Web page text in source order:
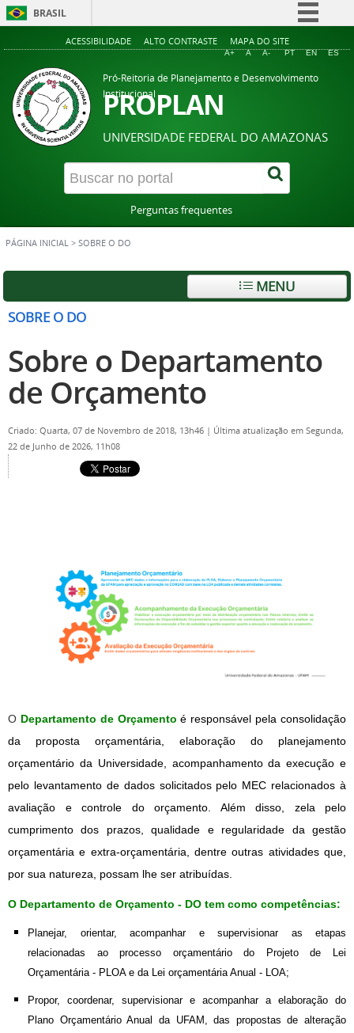
BRASIL
Simplifique!
Acesso à informação
Legislação
Canais
ACESSIBILIDADE ALTO CONTRASTE MAPA DO SITE
A+ A A- PT EN ES
Pró-Reitoria de Planejamento e Desenvolvimento
Institucional
PROPLAN
UNIVERSIDADE FEDERAL DO AMAZONAS
Perguntas frequentes
PÁGINA INICIAL > SOBRE O DO
MENU
SOBRE O DO
Sobre o Departamento
de Orçamento
Criado: Quarta, 07 de Novembro de 2018, 13h46 | Última atualização em Segunda,
22 de Junho de 2026, 11h08
O Departamento de Orçamento é responsável pela consolidação
da proposta orçamentária, elaboração do planejamento
orçamentário da Universidade, acompanhamento da execução e
pelo levantamento de dados solicitados pelo MEC relacionados à
avaliação e controle do orçamento. Além disso, zela pelo
cumprimento dos prazos, qualidade e regularidade da gestão
orçamentária e extra-orçamentária, dentre outras atividades que,
por sua natureza, possam lhe ser atribuídas.
O Departamento de Orçamento - DO tem como competências:
Planejar, orientar, acompanhar e supervisionar as etapas
relacionadas ao processo orçamentário do Projeto de Lei
Orçamentária - PLOA e da Lei orçamentária Anual - LOA;
Propor, coordenar, supervisionar e acompanhar a elaboração do
Plano Orçamentário Anual da UFAM, das propostas de alteração